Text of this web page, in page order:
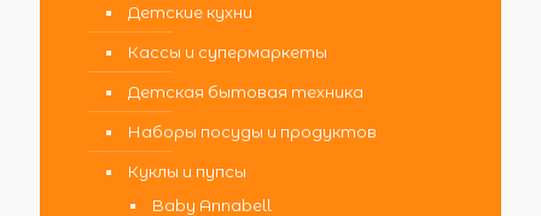
Детские кухни
Кассы и супермаркеты
Детская бытовая техника
Наборы посуды и продуктов
Куклы и пупсы
Baby Annabell